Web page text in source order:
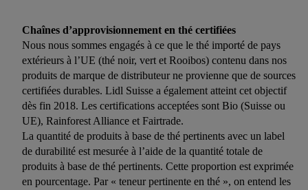
Chaînes d’approvisionnement en thé certifiées
Nous nous sommes engagés à ce que le thé importé de pays
extérieurs à l’UE (thé noir, vert et Rooibos) contenu dans nos
produits de marque de distributeur ne provienne que de sources
certifiées durables. Lidl Suisse a également atteint cet objectif
dès fin 2018. Les certifications acceptées sont Bio (Suisse ou
UE), Rainforest Alliance et Fairtrade.
La quantité de produits à base de thé pertinents avec un label
de durabilité est mesurée à l’aide de la quantité totale de
produits à base de thé pertinents. Cette proportion est exprimée
en pourcentage. Par « teneur pertinente en thé », on entend les